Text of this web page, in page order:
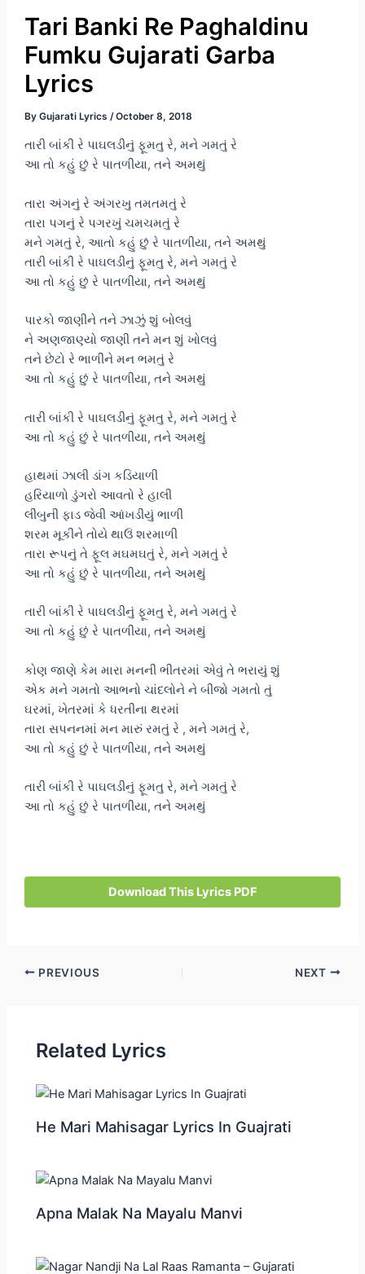
Tari Banki Re Paghaldinu
Fumku Gujarati Garba
Lyrics
By Gujarati Lyrics /October 8, 2018
તારી બાંકી રે પાઘલડીનું ફૂમતુ રે, મને ગમતું રે
આ તો કહું છું રે પાતળીયા, તને અમથું
તારા અંગનું રે અંગરખુ તમતમતું રે
તારા પગનું રે પગરખું ચમચમતું રે
મને ગમતું રે, આતો કહું છું રે પાતળીયા, તને અમથું
તારી બાંકી રે પાઘલડીનું ફૂમતુ રે, મને ગમતું રે
આ તો કહું છું રે પાતળીયા, તને અમથું
પારકો જાણીને તને ઝાઝું શું બોલવું
ને અણજાણ્યો જાણી તને મન શું ખોલવું
તને છેટો રે ભાળીને મન ભમતું રે
આ તો કહું છું રે પાતળીયા, તને અમથું
તારી બાંકી રે પાઘલડીનું ફૂમતુ રે, મને ગમતું રે
આ તો કહું છું રે પાતળીયા, તને અમથું
હાથમાં ઝાલી ડાંગ કડિયાળી
હરિયાળો ડુંગરો આવતો રે હાલી
લીંબુની ફાડ જેવી આંખડીયું ભાળી
શરમ મૂકીને તોયે થાઉં શરમાળી
તારા રૂપનું તે ફૂલ મઘમઘતું રે, મને ગમતું રે
આ તો કહું છું રે પાતળીયા, તને અમથું
તારી બાંકી રે પાઘલડીનું ફૂમતુ રે, મને ગમતું રે
આ તો કહું છું રે પાતળીયા, તને અમથું
કોણ જાણે કેમ મારા મનની ભીતરમાં એવું તે ભરાયું શું
એક મને ગમતો આભનો ચાંદલોને ને બીજો ગમતો તું
ઘરમાં, ખેતરમાં કે ધરતીના થરમાં
તારા સપનનમાં મન મારું રમતું રે , મને ગમતું રે,
આ તો કહું છું રે પાતળીયા, તને અમથું
તારી બાંકી રે પાઘલડીનું ફૂમતુ રે, મને ગમતું રે
આ તો કહું છું રે પાતળીયા, તને અમથું
Download This Lyrics PDF
Post
PREVIOUS NEXT
Related Lyrics
He Mari Mahisagar Lyrics In Guajrati
Apna Malak Na Mayalu Manvi